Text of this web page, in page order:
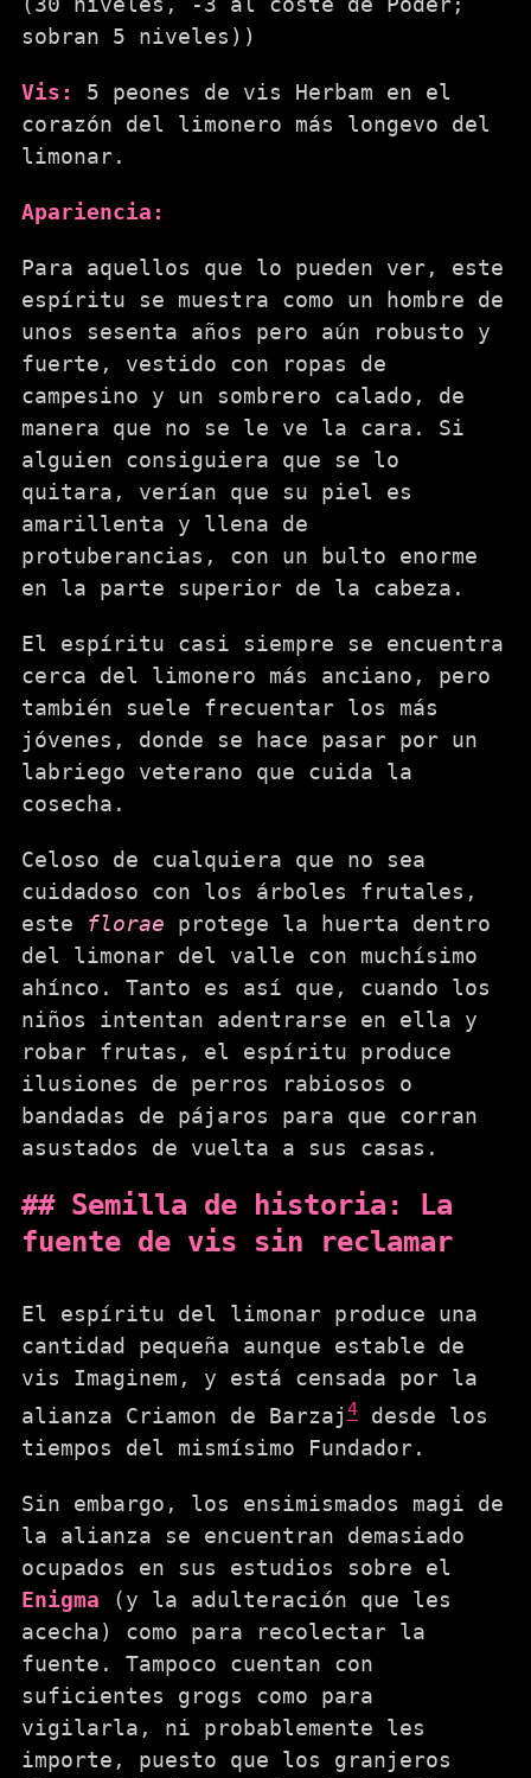
sobran 5 niveles))
Vis:
5 peones de vis Herbam en el
corazón del limonero más longevo del
limonar.
Apariencia:
Para aquellos que lo pueden ver, este
espíritu se muestra como un hombre de
unos sesenta años pero aún robusto y
fuerte, vestido con ropas de
campesino y un sombrero calado, de
manera que no se le ve la cara. Si
alguien consiguiera que se lo
quitara, verían que su piel es
amarillenta y llena de
protuberancias, con un bulto enorme
en la parte superior de la cabeza.
El espíritu casi siempre se encuentra
cerca del limonero más anciano, pero
también suele frecuentar los más
jóvenes, donde se hace pasar por un
labriego veterano que cuida la
cosecha.
Celoso de cualquiera que no sea
cuidadoso con los árboles frutales,
este florae protege la huerta dentro
del limonar del valle con muchísimo
ahínco. Tanto es así que, cuando los
niños intentan adentrarse en ella y
robar frutas, el espíritu produce
ilusiones de perros rabiosos o
bandadas de pájaros para que corran
asustados de vuelta a sus casas.
Semilla de historia: La
fuente de vis sin reclamar
El espíritu del limonar produce una
cantidad pequeña aunque estable de
vis Imaginem, y está censada por la
alianza Criamon de Barzaj 4 desde los
tiempos del mismísimo Fundador.
Sin embargo, los ensimismados magi de
la alianza se encuentran demasiado
ocupados en sus estudios sobre el
Enigma (y la adulteración que les
acecha) como para recolectar la
fuente. Tampoco cuentan con
suficientes grogs como para
vigilarla, ni probablemente les
importe, puesto que los granjeros